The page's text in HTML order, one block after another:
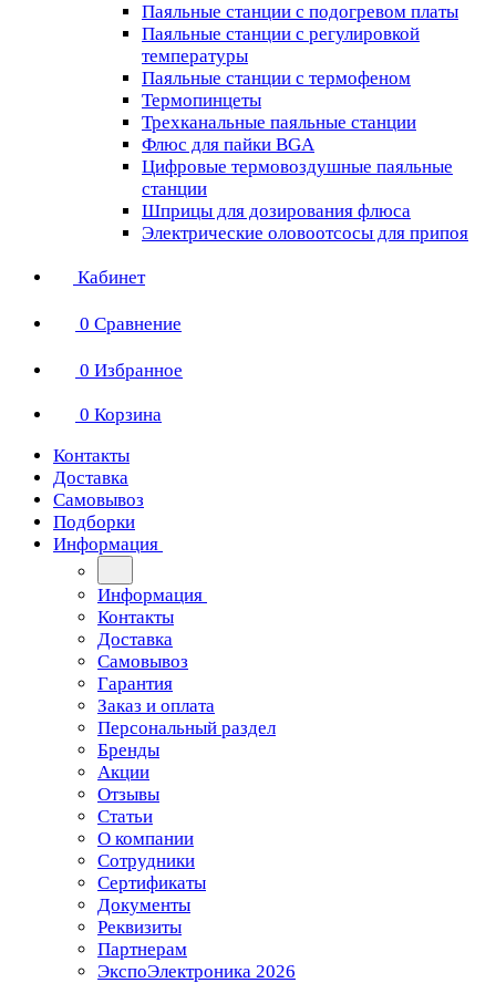
Паяльные станции с подогревом платы
Паяльные станции с регулировкой
температуры
Паяльные станции с термофеном
Термопинцеты
Трехканальные паяльные станции
Флюс для пайки BGA
Цифровые термовоздушные паяльные
станции
Шприцы для дозирования флюса
Электрические оловоотсосы для припоя
Кабинет
0 Сравнение
0 Избранное
0 Корзина
Контакты
Доставка
Самовывоз
Подборки
Информация
Информация
Контакты
Доставка
Самовывоз
Гарантия
Заказ и оплата
Персональный раздел
Бренды
Акции
Отзывы
Статьи
О компании
Сотрудники
Сертификаты
Документы
Реквизиты
Партнерам
ЭкспоЭлектроника 2026